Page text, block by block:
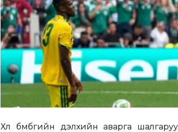
Хөл бөмбөгийн дэлхийн аварга